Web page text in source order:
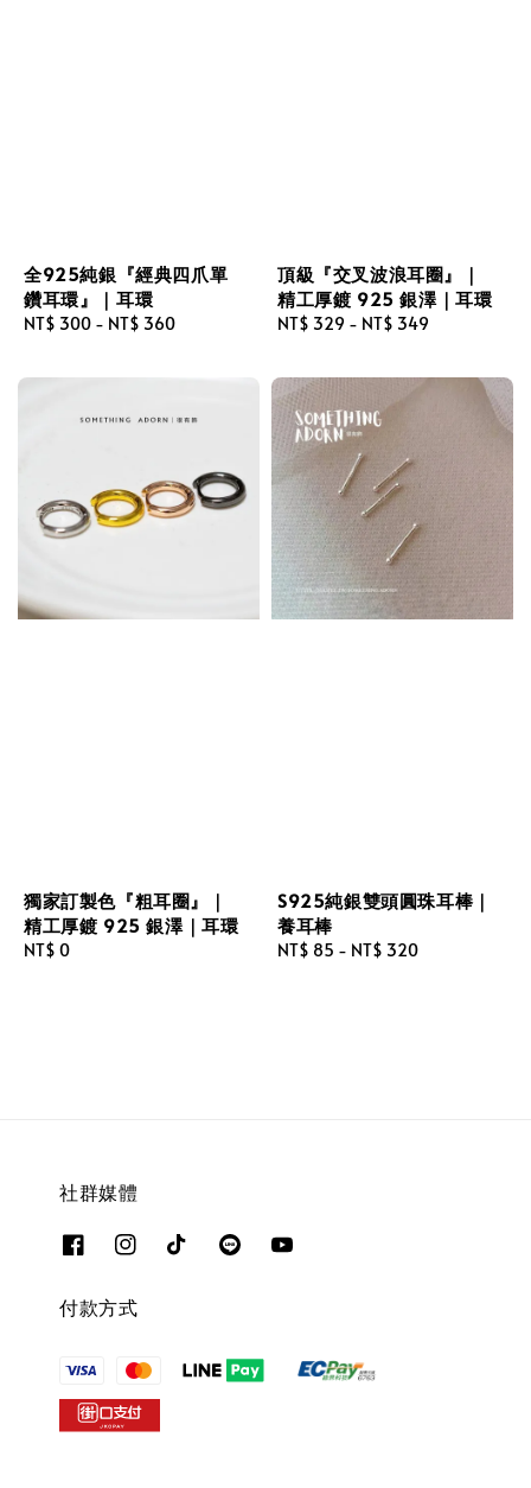
全925純銀『經典四爪單
鑽耳環』｜耳環
Regular
NT$ 300 - NT$ 360
頂級『交叉波浪耳圈』｜
精工厚鍍 925 銀澤｜耳環
Regular
NT$ 329 - NT$ 349
獨家訂製色『粗耳圈』｜
精工厚鍍 925 銀澤｜耳環
Regular
NT$ 0
S925純銀雙頭圓珠耳棒｜
養耳棒
Regular
NT$ 85 - NT$ 320
社群媒體
付款方式